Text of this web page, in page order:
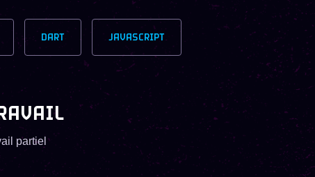
DART JAVASCRIPT
partiel